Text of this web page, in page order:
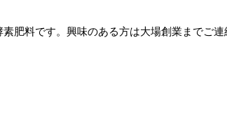
肥料です。興味のある方は大場創業までご連